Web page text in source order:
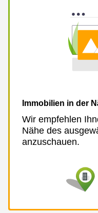
Immobilien in der
Wir empfehlen
Nähe des
anzuschauen.